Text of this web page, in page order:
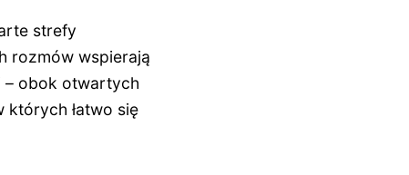
strefy
rozmów wspierają
– obok otwartych
łatwo się